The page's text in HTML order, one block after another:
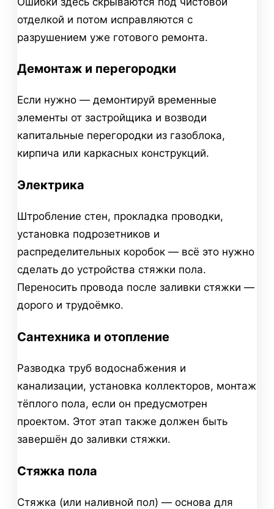
отделкой и потом исправляются с
разрушением уже готового ремонта.
Демонтаж и перегородки
Если нужно — демонтируй временные
элементы от застройщика и возводи
капитальные перегородки из газоблока,
кирпича или каркасных конструкций.
Электрика
Штробление стен, прокладка проводки,
установка подрозетников и
распределительных коробок — всё это нужно
сделать до устройства стяжки пола.
Переносить провода после заливки стяжки —
дорого и трудоёмко.
Сантехника и отопление
Разводка труб водоснабжения и
канализации, установка коллекторов, монтаж
тёплого пола, если он предусмотрен
проектом. Этот этап также должен быть
завершён до заливки стяжки.
Стяжка пола
Стяжка (или наливной пол) — основа для